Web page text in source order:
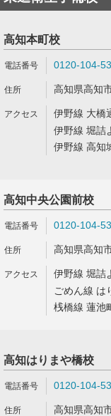
高知本町校
0120-104-
高知県高知
伊野線 大橋
伊野線 堀詰
伊野線 高知
高知中央公園前校
0120-104-
高知県高知
伊野線 堀詰
ごめん線 は
桟橋線 蓮池
高知はりまや橋校
0120-104-
高知県高知